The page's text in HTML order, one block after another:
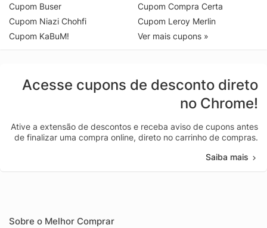
Cupom Buser
Cupom Niazi Chohfi
Cupom KaBuM!
Cupom Compra Certa
Cupom Leroy Merlin
Ver mais cupons »
Acesse cupons de desconto direto
no Chrome!
Ative a extensão de descontos e receba aviso de cupons antes
de finalizar uma compra online, direto no carrinho de compras.
Saiba mais
Sobre o Melhor Comprar